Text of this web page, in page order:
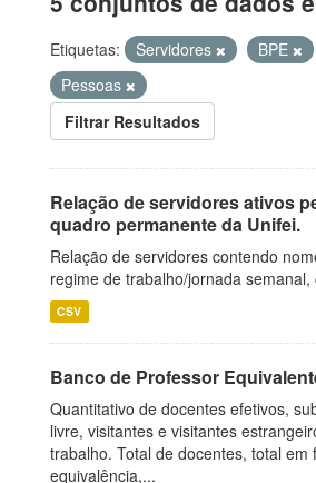
Etiquetas: Servidores BPE
Pessoas
Filtrar Resultados
Relação de servidores ativos
quadro permanente da Unifei.
Relação de servidores contendo
regime de trabalho/jornada semanal,
CSV
Banco de Professor
Quantitativo de docentes efetivos,
livre, visitantes e visitantes
trabalho. Total de docentes, total em
equivalência,...